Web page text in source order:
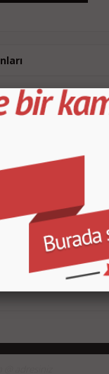
E7 TB-7104F 8GB 7" Wi-
- Siyah ZA400019TR
750,00 TL
SEPETE EKLE